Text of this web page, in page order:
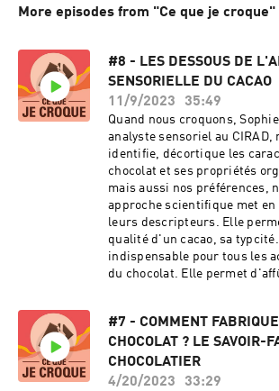
More episodes from "Ce que je croque"
#8 - LES DESSOUS DE
SENSORIELLE DU CACAO
11/9/2023
35:49
Quand nous croquons,
analyste sensoriel au CIRAD,
identifie, décortique les
chocolat et ses propriétés
mais aussi nos préférences, nos
approche scientifique met en
leurs descripteurs. Elle
qualité d'un cacao, sa
indispensable pour tous les
du chocolat. Elle permet
moment de la
coopératives, elle apporte
factuelles pour travailler sur
récolte : fermentation, séchage. Dans
#7 - COMMENT
CHOCOLAT ? LE SAVOIR-
CHOCOLATIER
4/20/2023
33:29